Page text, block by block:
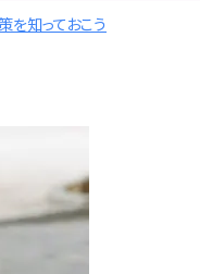
を知っておこう